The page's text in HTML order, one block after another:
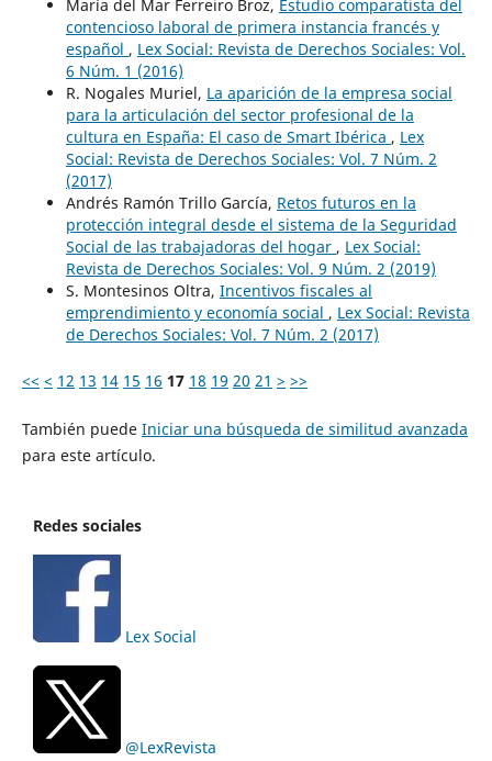
María del Mar Ferreiro Broz, Estudio comparatista del
contencioso laboral de primera instancia francés y
español , Lex Social: Revista de Derechos Sociales: Vol.
6 Núm. 1 (2016)
R. Nogales Muriel, La aparición de la empresa social
para la articulación del sector profesional de la
cultura en España: El caso de Smart Ibérica , Lex
Social: Revista de Derechos Sociales: Vol. 7 Núm. 2
(2017)
Andrés Ramón Trillo García, Retos futuros en la
protección integral desde el sistema de la Seguridad
Social de las trabajadoras del hogar , Lex Social:
Revista de Derechos Sociales: Vol. 9 Núm. 2 (2019)
S. Montesinos Oltra, Incentivos fiscales al
emprendimiento y economía social , Lex Social: Revista
de Derechos Sociales: Vol. 7 Núm. 2 (2017)
<< < 12 13 14 15 16 17 18 19 20 21 > >>
También puede Iniciar una búsqueda de similitud avanzada
para este artículo.
Redes sociales
Lex Social
@LexRevista